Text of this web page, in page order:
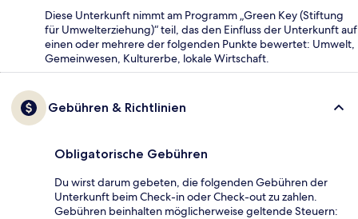
Diese Unterkunft nimmt am Programm „Green Key (Stiftung
für Umwelterziehung)“ teil, das den Einfluss der Unterkunft auf
einen oder mehrere der folgenden Punkte bewertet: Umwelt,
Gemeinwesen, Kulturerbe, lokale Wirtschaft.
Gebühren & Richtlinien
Obligatorische Gebühren
Du wirst darum gebeten, die folgenden Gebühren der
Unterkunft beim Check-in oder Check-out zu zahlen.
Gebühren beinhalten möglicherweise geltende Steuern: